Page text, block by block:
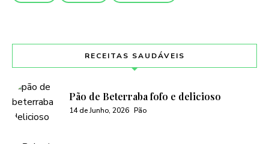
RECEITAS SAUDÁVEIS
Pão de Beterraba fofo e delicioso
14 de Junho, 2026 Pão